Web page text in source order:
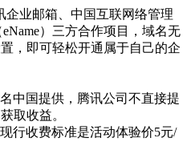
企业邮箱、中国互联网络管理
）三方合作项目，域名无
，即可轻松开通属于自己的企
中国提供，腾讯公司不直接提
取收益。
行收费标准是活动体验价5元/